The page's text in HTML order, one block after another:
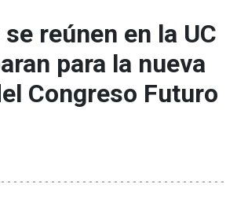
e
reúnen en la UC
para la nueva
Congreso Futuro